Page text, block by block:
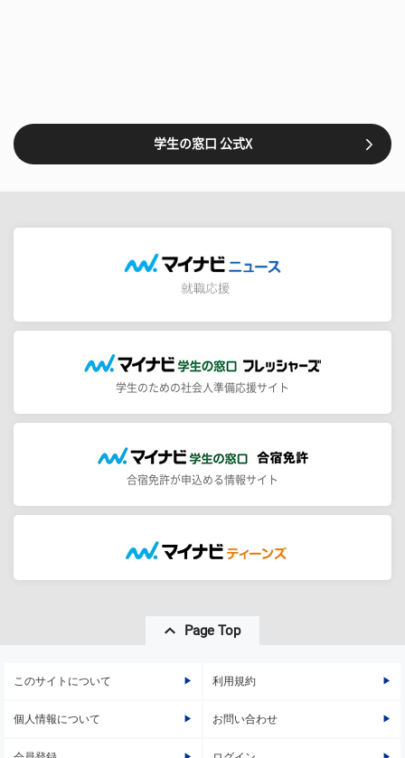
学生の窓口 公式X
学生のための社会人準備応援サイト
合宿免許が申込める情報サイト
Page Top
このサイトについて 利用規約
個人情報について お問い合わせ